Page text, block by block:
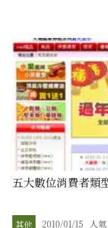
五大數位消費者類
其他 2010/01/15 人